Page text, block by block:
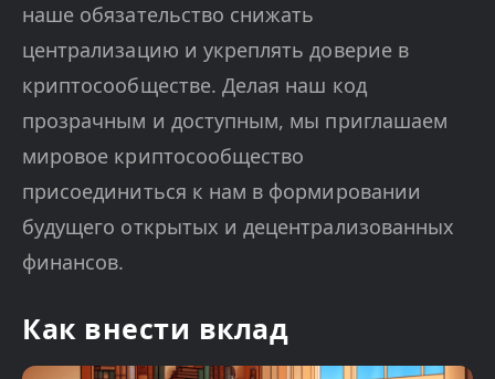
наше обязательство снижать
централизацию и укреплять доверие в
криптосообществе. Делая наш код
прозрачным и доступным, мы приглашаем
мировое криптосообщество
присоединиться к нам в формировании
будущего открытых и децентрализованных
финансов.
Как внести вклад